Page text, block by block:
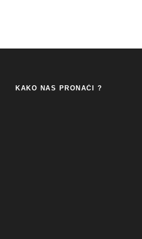
KAKO NAS PRONAĆI ?